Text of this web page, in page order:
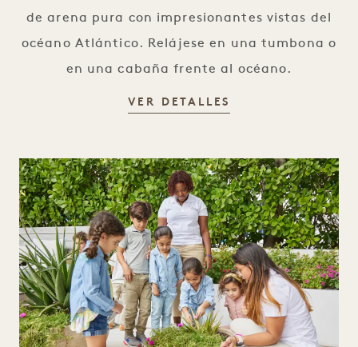
de arena pura con impresionantes vistas del
océano Atlántico. Relájese en una tumbona o
en una cabaña frente al océano.
VER DETALLES